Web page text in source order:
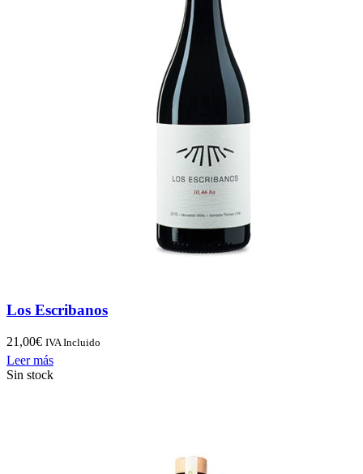
Los Escribanos
21,00€ IVA Incluido
Leer más
Sin stock